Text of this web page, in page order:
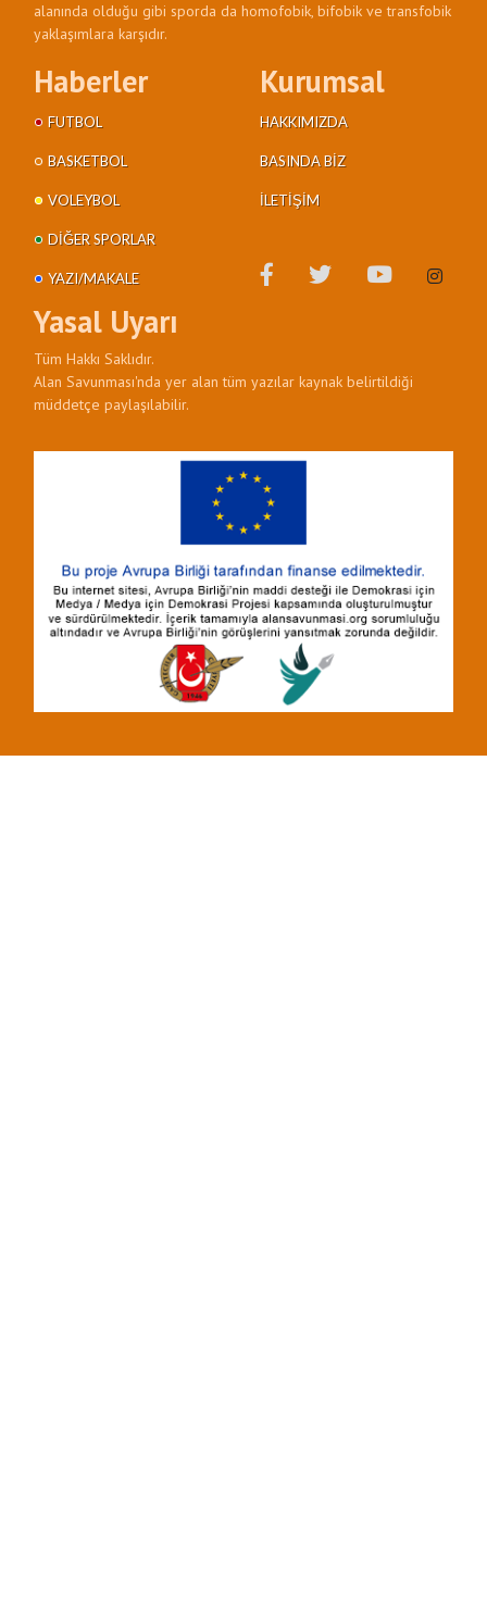
alanında olduğu gibi sporda da homofobik, bifobik ve transfobik
yaklaşımlara karşıdır.
Haberler
FUTBOL
BASKETBOL
VOLEYBOL
DIĞER SPORLAR
YAZI/MAKALE
Kurumsal
HAKKIMIZDA
BASINDA BIZ
İLETIŞIM
Yasal Uyarı
Tüm Hakkı Saklıdır.
Alan Savunması'nda yer alan tüm yazılar kaynak belirtildiği
müddetçe paylaşılabilir.